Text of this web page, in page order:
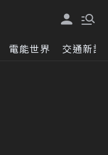
電能世界 交通新訊